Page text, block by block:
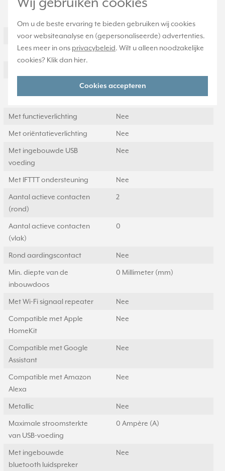
Om u de beste ervaring te bieden gebruiken wij cookies
voor websiteanalyse en (gepersonaliseerde) advertenties.
Lees meer in ons privacybeleid. Wilt u alleen noodzakelijke
cookies? Klik dan hier.
Cookies accepteren
Geschikt voor
IP44
Schakelmateriaalbreedte 75 Millimeter (mm)
Schakelmateriaalhoogte 151 Millimeter (mm)
0
Met functieverlichting Nee
Met oriëntatieverlichting Nee
Met ingebouwde USB
voeding
Nee
Met IFTTT ondersteuning Nee
Aantal actieve contacten
(rond)
2
Aantal actieve contacten
(vlak)
0
Rond aardingscontact Nee
Min. diepte van de
inbouwdoos
0 Millimeter (mm)
Met Wi-Fi signaal repeater Nee
Compatible met Apple
HomeKit
Nee
Compatible met Google
Assistant
Nee
Compatible met Amazon
Alexa
Nee
Metallic Nee
Maximale stroomsterkte
van USB-voeding
0 Ampère (A)
Met ingebouwde
bluetooth luidspreker
Nee